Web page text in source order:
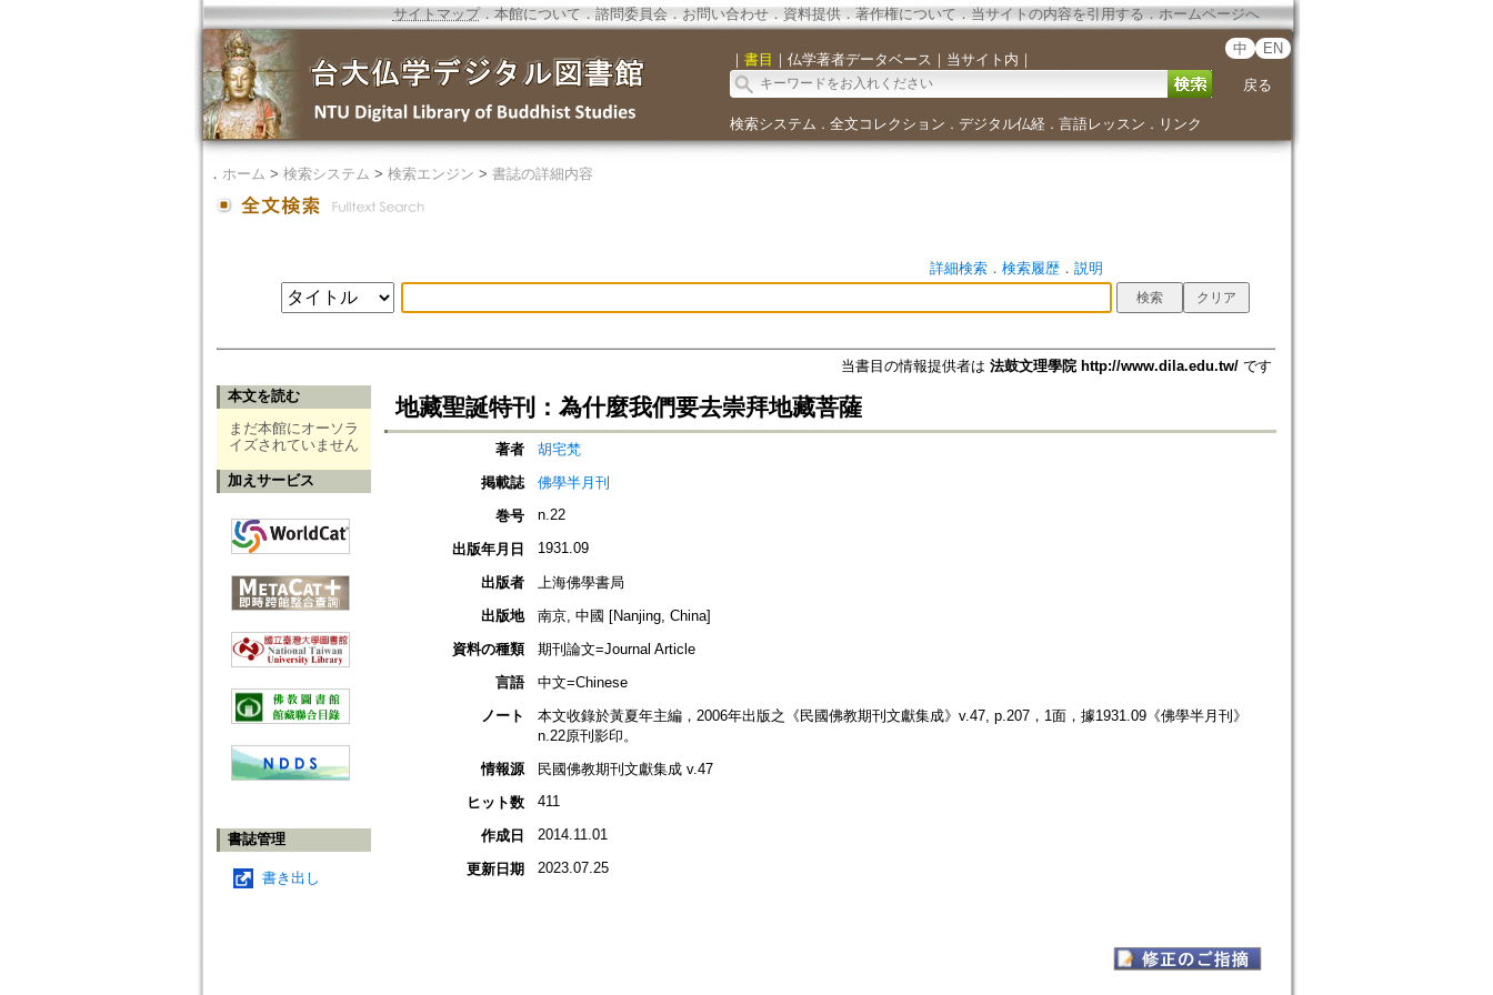
サイトマップ．本館について ． 諮問委員会． お問い合わせ． 資料提供． 著作権について．当サイトの内容を引用する ． ホームページへ
｜ 書目 ｜ 仏学著者データベース ｜ 当サイト内 ｜
中 EN
戻る
検索システム ． 全文コレクション ． デジタル仏経． 言語レッスン ． リンク
． ホーム > 検索システム > 検索エンジン > 書誌の詳細内容
詳細検索． 検索履歴． 説明
当書目の情報提供者は 法鼓文理學院 http://www.dila.edu.tw/です
本文を読む
まだ本館にオーソラ
イズされていません
加えサービス
書誌管理
書き出し
地藏聖誕特刊：為什麼我們要去崇拜地藏菩薩
著者
胡宅梵
掲載誌
佛學半月刊
巻号
n.22
出版年月日 1931.09
出版者
上海佛學書局
出版地
南京, 中國 [Nanjing, China]
資料の種類
期刊論文=Journal Article
言語
中文=Chinese
ノート
本文收錄於黃夏年主編，2006年出版之《民國佛教期刊文獻集成》v.47, p.207，1面，據1931.09《佛學半月刊》
n.22原刊影印。
情報源
民國佛教期刊文獻集成 v.47
ヒット数
411
作成日 2014.11.01
更新日期 2023.07.25